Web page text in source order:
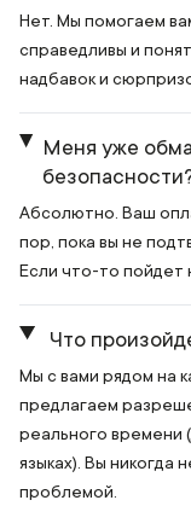
Нет. Мы помогаем
справедливы и
надбавок и
Меня уже
Абсолютно. Ваш
пор, пока вы не
Если что-то пойдет
Что
Мы с вами рядом на
предлагаем
реального времени
языках). Вы никогда
проблемой.